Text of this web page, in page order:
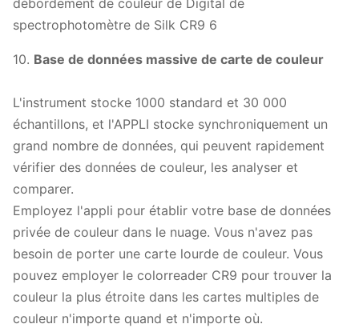
10. Base de données massive de carte de couleur
L'instrument stocke 1000 standard et 30 000
échantillons, et l'APPLI stocke synchroniquement un
grand nombre de données, qui peuvent rapidement
vérifier des données de couleur, les analyser et
comparer.
Employez l'appli pour établir votre base de données
privée de couleur dans le nuage. Vous n'avez pas
besoin de porter une carte lourde de couleur. Vous
pouvez employer le colorreader CR9 pour trouver la
couleur la plus étroite dans les cartes multiples de
couleur n'importe quand et n'importe où.